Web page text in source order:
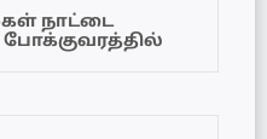
நாட்டை